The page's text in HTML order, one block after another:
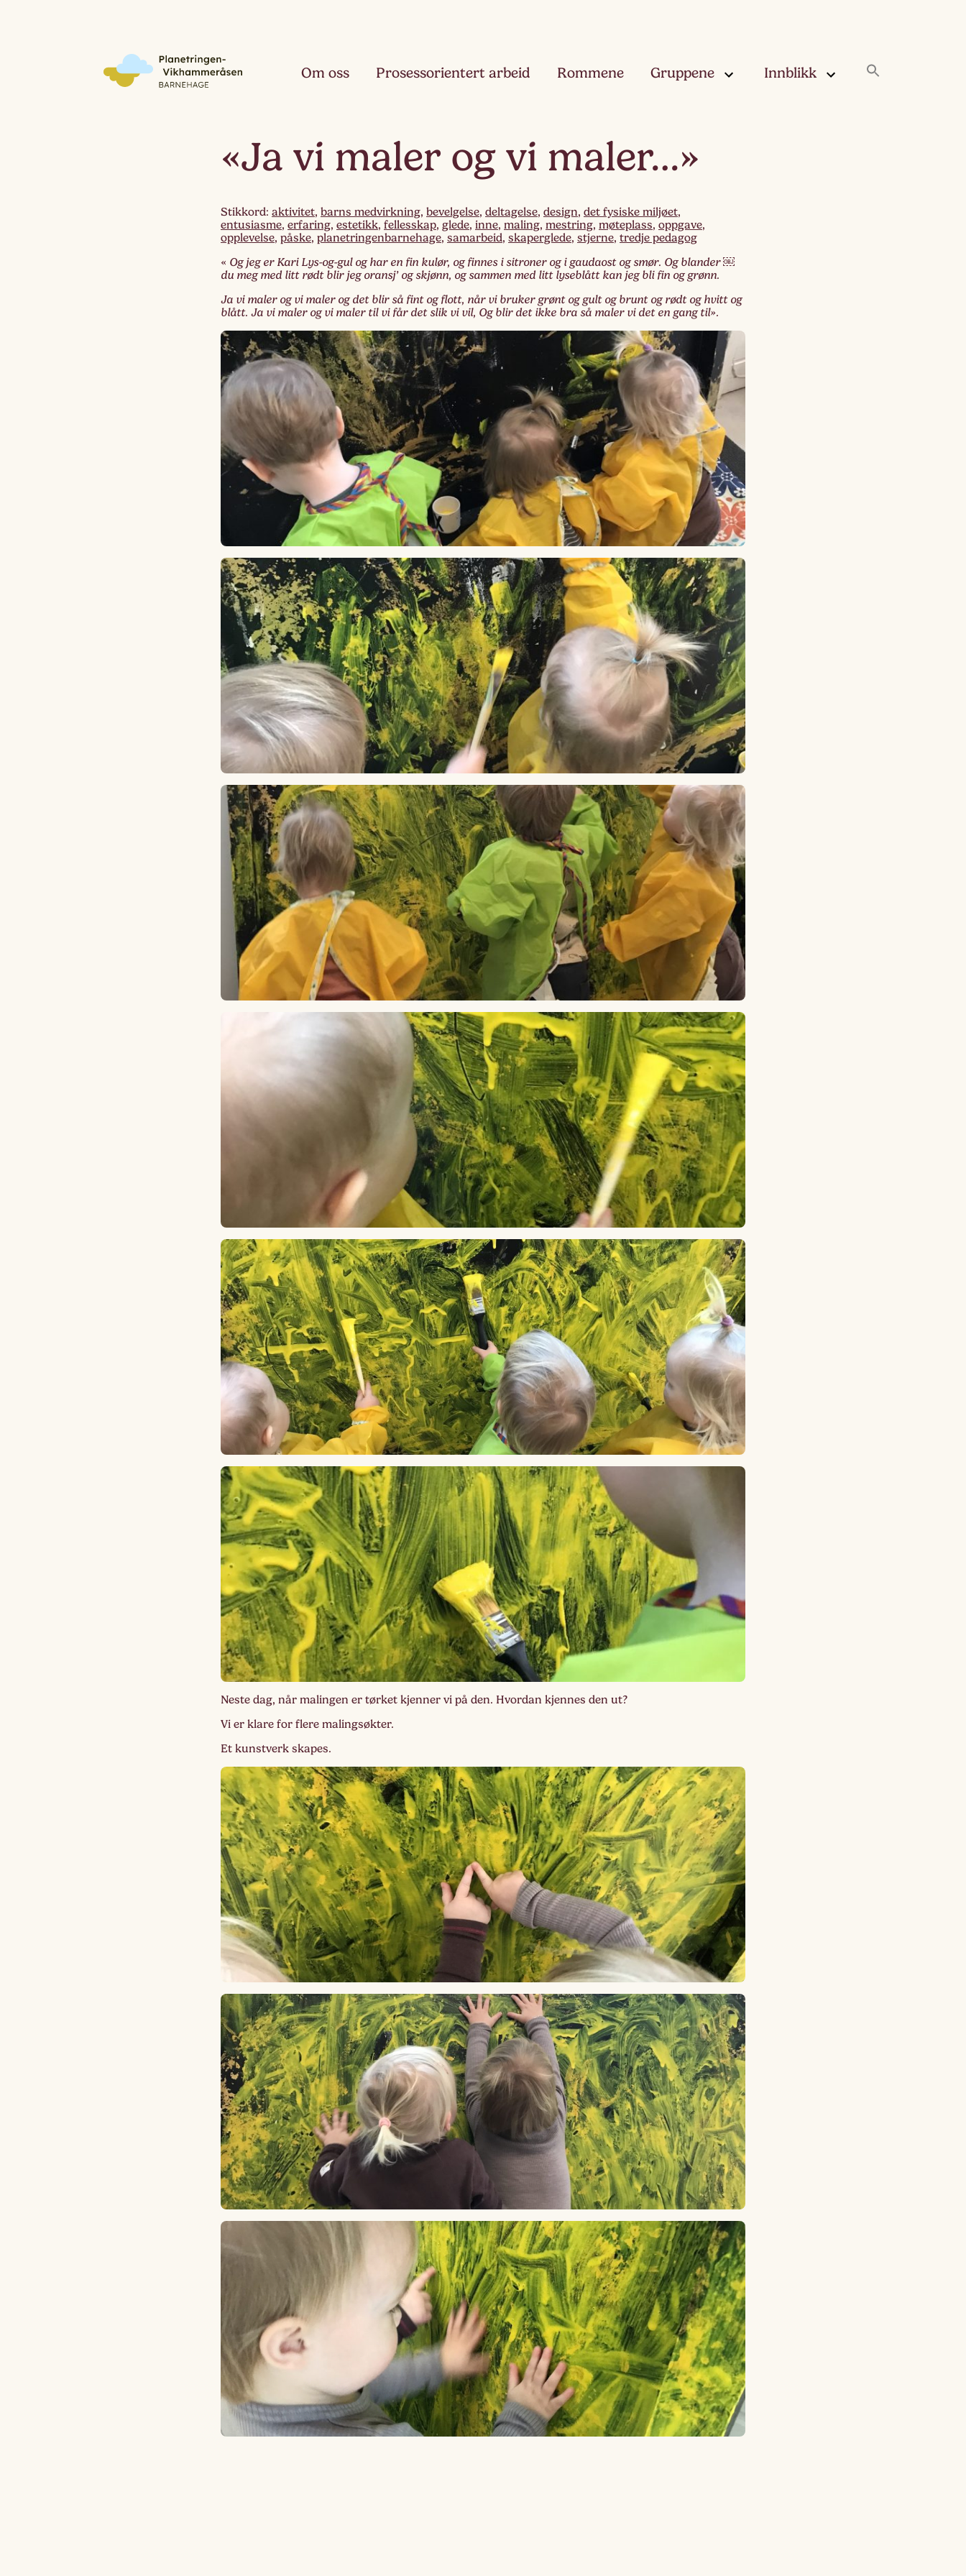
Om oss Prosessorientert arbeid Rommene Gruppene
Ettåringen
Rukleskya –
Treåringen
Slørskya –
Fireåringen
Lagskya –
Femåringen
Innblikk
Lagskyan
«Ja vi maler og vi maler…»
Stikkord: aktivitet, barns medvirkning, bevelgelse, deltagelse, design, det fysiske miljøet,
entusiasme, erfaring, estetikk, fellesskap, glede, inne, maling, mestring, møteplass, oppgave,
opplevelse, påske, planetringenbarnehage, samarbeid, skaperglede, stjerne, tredje pedagog
« Og jeg er Kari Lys-og-gul og har en fin kulør, og finnes i sitroner og i gaudaost og smør. Og blander ￼
du meg med litt rødt blir jeg oransj’ og skjønn, og sammen med litt lyseblått kan jeg bli fin og grønn.
Ja vi maler og vi maler og det blir så fint og flott, når vi bruker grønt og gult og brunt og rødt og hvitt og
blått. Ja vi maler og vi maler til vi får det slik vi vil, Og blir det ikke bra så maler vi det en gang til».
Neste dag, når malingen er tørket kjenner vi på den. Hvordan kjennes den ut?
Vi er klare for flere malingsøkter.
Et kunstverk skapes.